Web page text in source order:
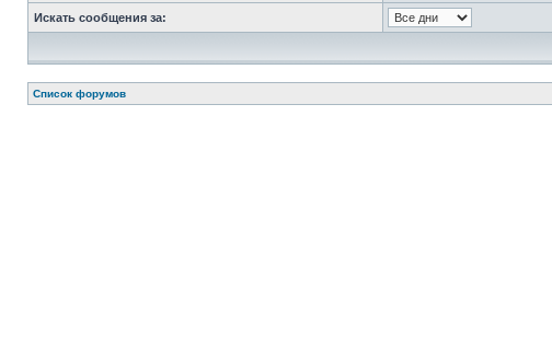
Искать сообщения за:
Список форумов